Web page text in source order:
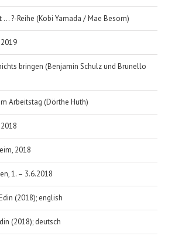
?-Reihe (Kobi Yamada / Mae Besom)
bringen (Benjamin Schulz und Brunello
Arbeitstag (Dörthe Huth)
2018
1. – 3.6.2018
(2018); english
(2018); deutsch